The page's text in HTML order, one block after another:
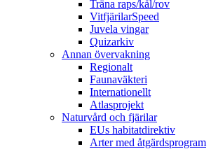
Träna raps/kål/rov
VitfjärilarSpeed
Juvela vingar
Quizarkiv
Annan övervakning
Regionalt
Faunaväkteri
Internationellt
Atlasprojekt
Naturvård och fjärilar
EUs habitatdirektiv
Arter med åtgärdsprogram